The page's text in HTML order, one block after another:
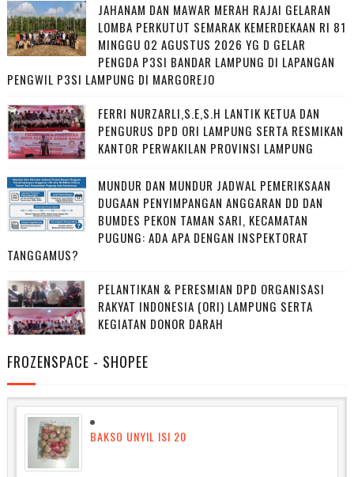
JAHANAM DAN MAWAR MERAH RAJAI GELARAN
LOMBA PERKUTUT SEMARAK KEMERDEKAAN RI 81
MINGGU 02 AGUSTUS 2026 YG D GELAR
PENGDA P3SI BANDAR LAMPUNG DI LAPANGAN
PENGWIL P3SI LAMPUNG DI MARGOREJO
FERRI NURZARLI,S.E,S.H LANTIK KETUA DAN
PENGURUS DPD ORI LAMPUNG SERTA RESMIKAN
KANTOR PERWAKILAN PROVINSI LAMPUNG
MUNDUR DAN MUNDUR JADWAL PEMERIKSAAN
DUGAAN PENYIMPANGAN ANGGARAN DD DAN
BUMDES PEKON TAMAN SARI, KECAMATAN
PUGUNG: ADA APA DENGAN INSPEKTORAT
TANGGAMUS?
PELANTIKAN & PERESMIAN DPD ORGANISASI
RAKYAT INDONESIA (ORI) LAMPUNG SERTA
KEGIATAN DONOR DARAH
FROZENSPACE - SHOPEE
BAKSO UNYIL ISI 20